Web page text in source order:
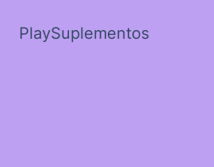
PlaySuplementos